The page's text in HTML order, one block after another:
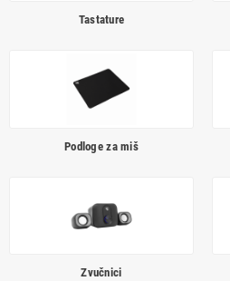
Tastature
Podloge za miš
Zvučnici